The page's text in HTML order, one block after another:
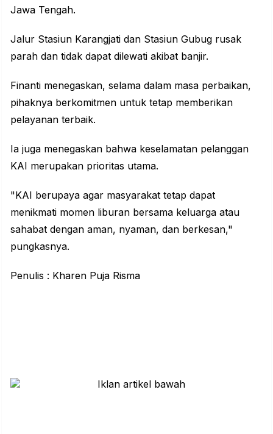
Jawa Tengah.
Jalur Stasiun Karangjati dan Stasiun Gubug rusak
parah dan tidak dapat dilewati akibat banjir.
Finanti menegaskan, selama dalam masa perbaikan,
pihaknya berkomitmen untuk tetap memberikan
pelayanan terbaik.
Ia juga menegaskan bahwa keselamatan pelanggan
KAI merupakan prioritas utama.
"KAI berupaya agar masyarakat tetap dapat
menikmati momen liburan bersama keluarga atau
sahabat dengan aman, nyaman, dan berkesan,"
pungkasnya.
Penulis : Kharen Puja Risma